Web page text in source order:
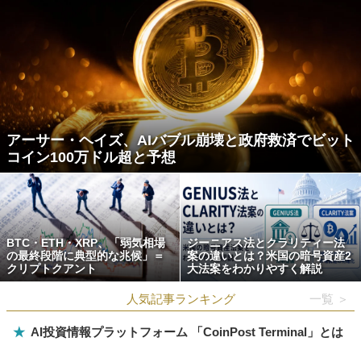
アーサー・ヘイズ、AIバブル崩壊と政府救済でビット
コイン100万ドル超と予想
BTC・ETH・XRP、「弱気相場
の最終段階に典型的な兆候」＝
クリプトクアント
ジーニアス法とクラリティー法
案の違いとは？米国の暗号資産2
大法案をわかりやすく解説
人気記事ランキング 一覧 ＞
★ AI投資情報プラットフォーム 「CoinPost Terminal」とは